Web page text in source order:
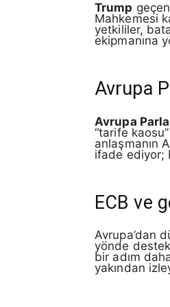
Trump
Mahkemesi
yetkililer,
ekipmanına
Avrupa
Avrupa
“tarife
anlaşmanın
ifade ediyor;
ECB ve
Avrupa’dan
yönde
bir adım
yakından